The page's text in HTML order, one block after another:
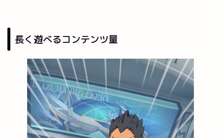
長く遊べるコンテンツ量